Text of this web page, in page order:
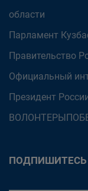
области
Парламент
Правительство
Официальный
Президент
ПОДПИШИТЕСЬ